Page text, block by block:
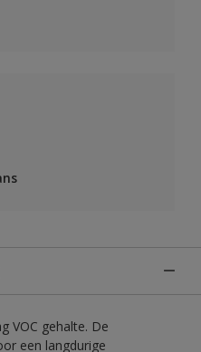
VOC gehalte. De
een langdurige